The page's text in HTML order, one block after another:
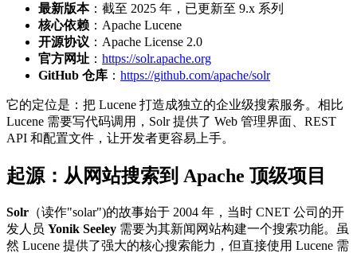
最新版本：截至 2025 年，已更新至 9.x 系列
核心依赖 ：Apache Lucene
开源协议 ：Apache License 2.0
官方网址 ： https://solr.apache.org
GitHub 仓库 ： https://github.com/apache/solr
它的定位是：把 Lucene 打造成独立的企业级搜索服务。相比
Lucene 需要写代码调用，Solr 提供了 Web 管理界面、REST
API 和配置文件，让开发者更容易上手。
起源：从网站搜索到 Apache 顶级项目
Solr （读作"solar")的故事始于 2004 年，当时 CNET 公司的开
发人员 Yonik Seeley 需要为其新闻网站构建一个搜索功能。虽
然 Lucene 提供了强大的核心搜索能力，但直接使用 Lucene 需